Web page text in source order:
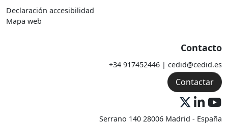
Declaración accesibilidad
Mapa web
Contacto
+34 917452446 | cedid@cedid.es
Contactar
Serrano 140 28006 Madrid - España